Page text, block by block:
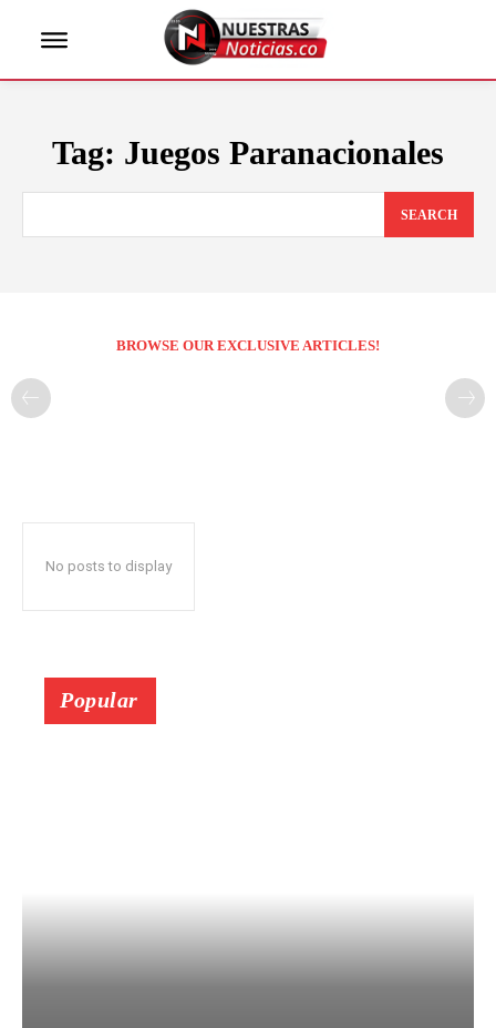
Tag: Juegos Paranacionales
SEARCH
BROWSE OUR EXCLUSIVE ARTICLES!
No posts to display
Popular